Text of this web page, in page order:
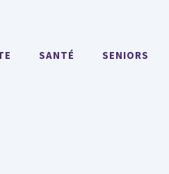
SANTÉ SENIORS